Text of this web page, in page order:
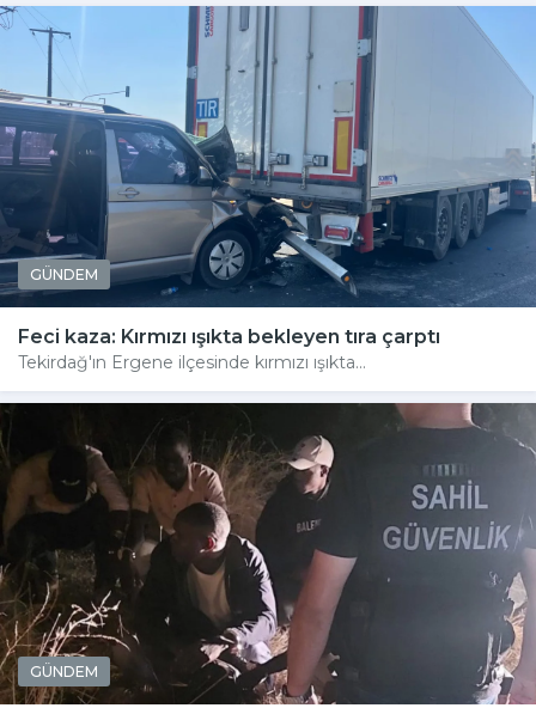
GÜNDEM
Feci kaza: Kırmızı ışıkta bekleyen tıra çarptı
Tekirdağ'ın Ergene ilçesinde kırmızı ışıkta...
GÜNDEM